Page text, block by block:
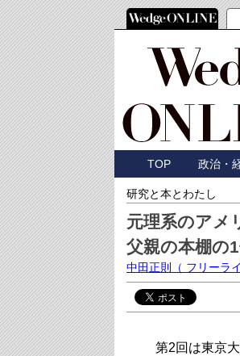
TOP 政治・
研究と本とわたし
元理系のアメ
父親の本棚の
中田正則 （ フリーラ
第2回は東京大